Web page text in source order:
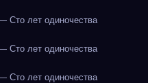
Сто лет одиночества
Сто лет одиночества
Сто лет одиночества